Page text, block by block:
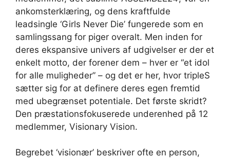
ankomsterklæring, og dens kraftfulde
leadsingle ‘Girls Never Die’ fungerede som en
samlingssang for piger overalt. Men inden for
deres ekspansive univers af udgivelser er der et
enkelt motto, der forener dem – hver er “et idol
for alle muligheder” – og det er her, hvor tripleS
sætter sig for at definere deres egen fremtid
med ubegrænset potentiale. Det første skridt?
Den præstationsfokuserede underenhed på 12
medlemmer, Visionary Vision.
Begrebet ‘visionær’ beskriver ofte en person,